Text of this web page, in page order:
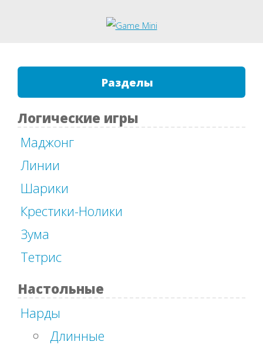
Разделы
Логические игры
Маджонг
Линии
Шарики
Крестики-Нолики
Зума
Тетрис
Настольные
Нарды
Длинные